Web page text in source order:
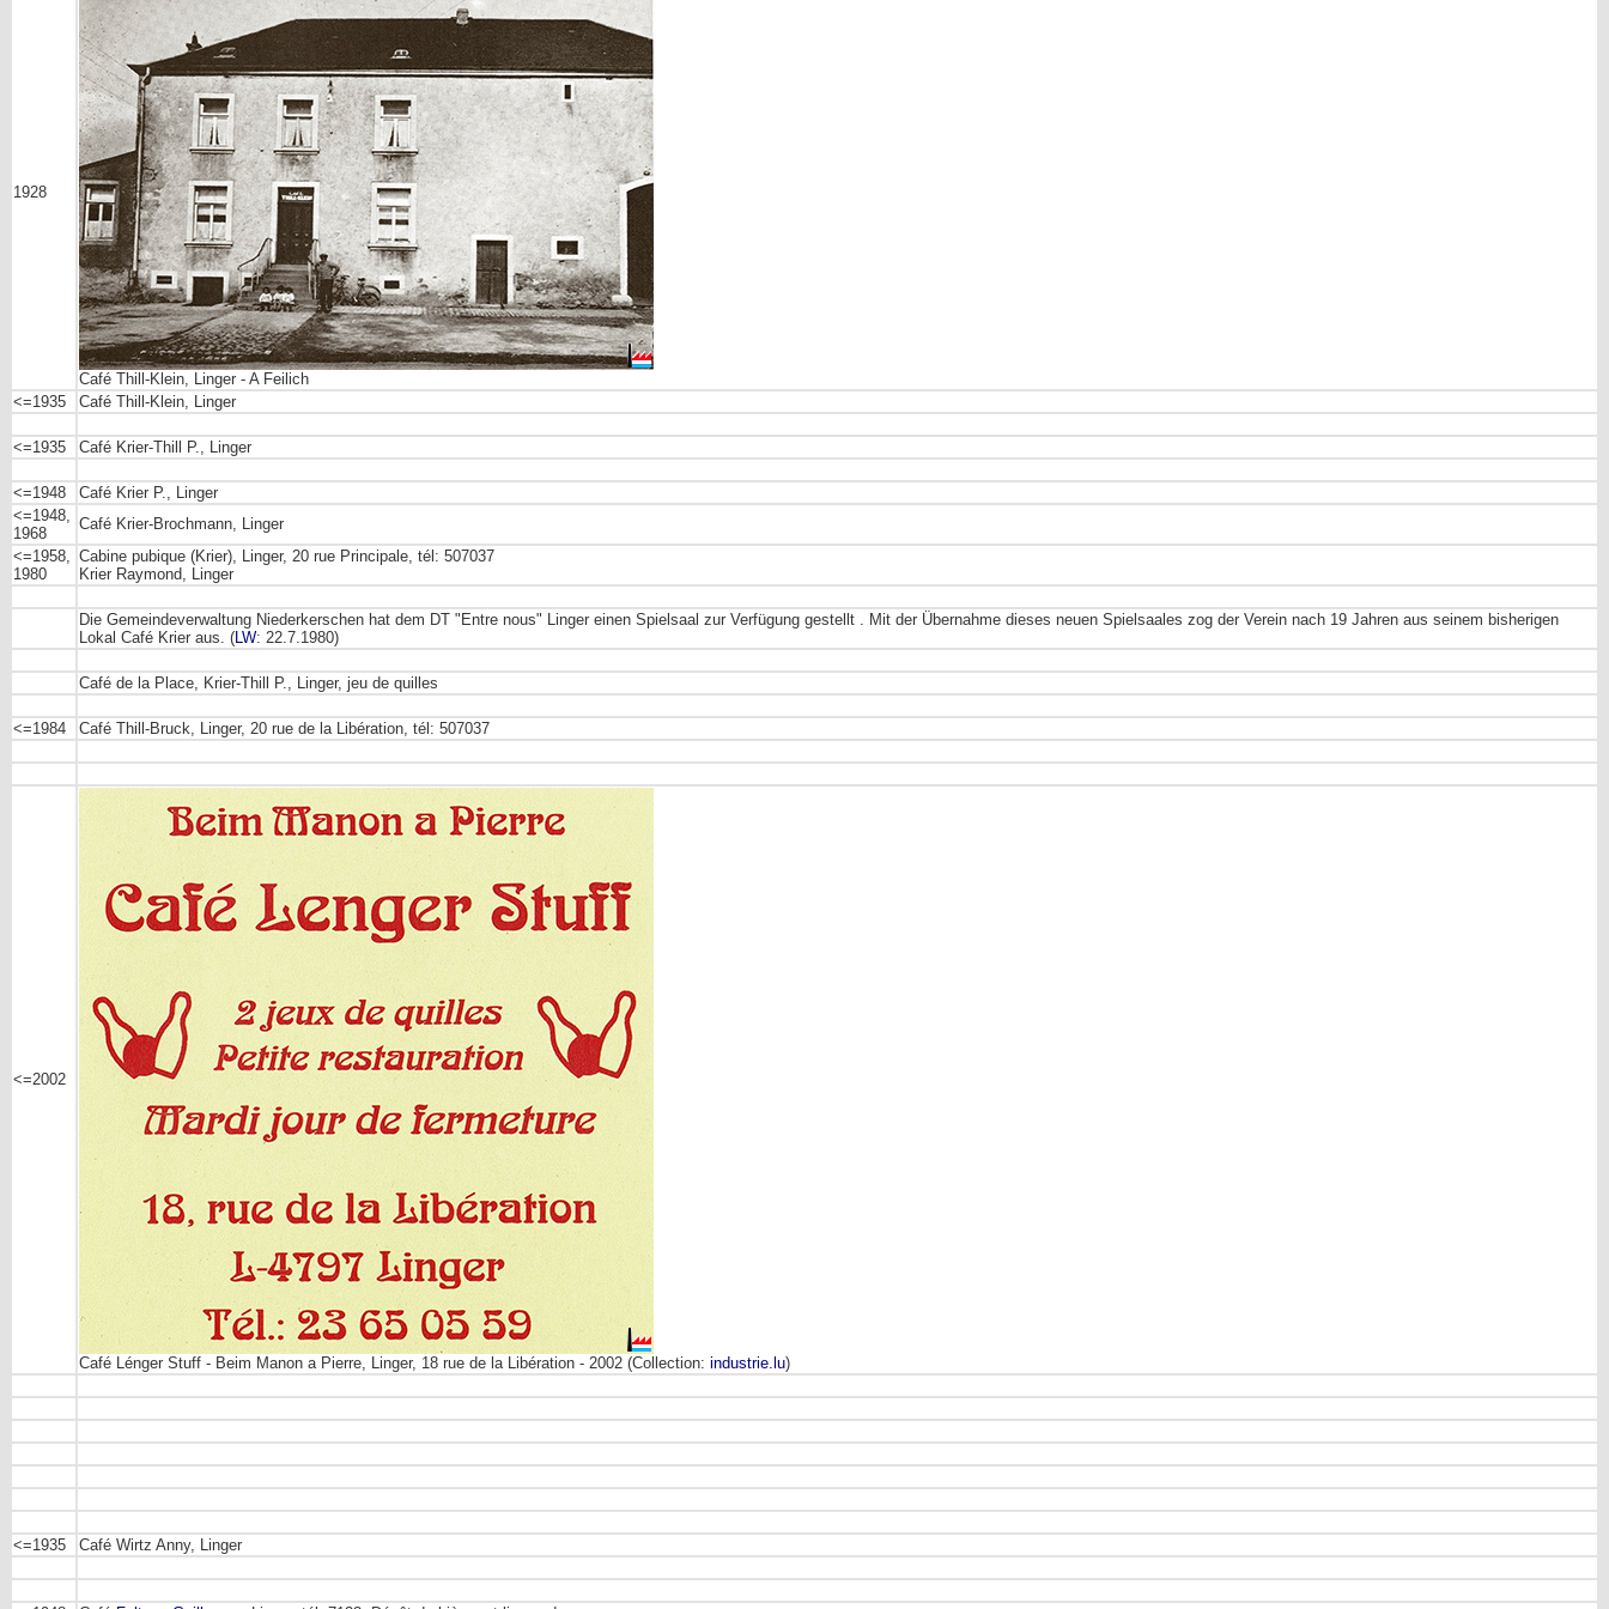
1928
Café Thill-Klein, Linger - A Feilich
<=1935
Café Thill-Klein, Linger
<=1935 Café Krier-Thill P., Linger
<=1948
Café Krier P., Linger
<=1948,
1968
Café Krier-Brochmann, Linger
<=1958,
1980
Cabine pubique (Krier), Linger, 20 rue Principale, tél: 507037
Krier Raymond, Linger
Die Gemeindeverwaltung Niederkerschen hat dem DT "Entre nous" Linger einen Spielsaal zur Verfügung gestellt . Mit der Übernahme dieses neuen Spielsaales zog der Verein nach 19 Jahren aus seinem bisherigen
Lokal Café Krier aus. (LW: 22.7.1980)
Café de la Place, Krier-Thill P., Linger, jeu de quilles
<=1984 Café Thill-Bruck, Linger, 20 rue de la Libération, tél: 507037
<=2002
Café Lénger Stuff - Beim Manon a Pierre, Linger, 18 rue de la Libération - 2002 (Collection: industrie.lu)
<=1935 Café Wirtz Anny, Linger